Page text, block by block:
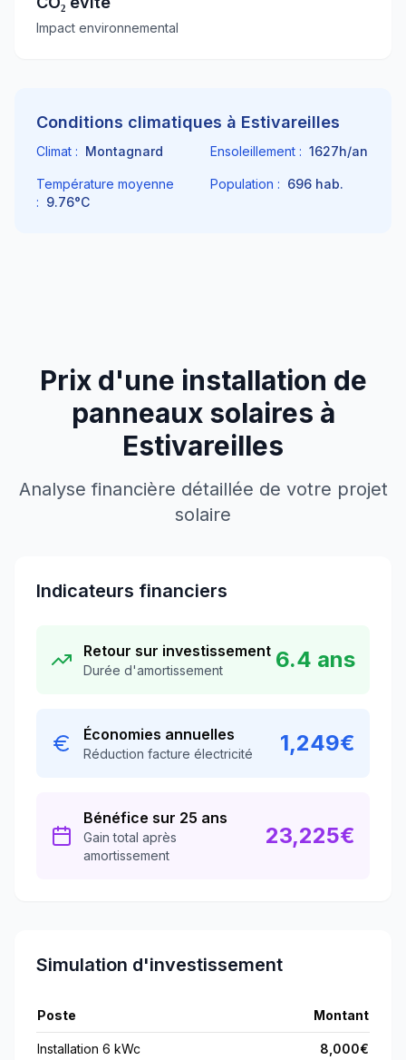
Impact environnemental
Conditions climatiques à Estivareilles
Climat : Montagnard Ensoleillement : 1627h/an
Température moyenne
: 9.76°C
Population : 696 hab.
Prix d'une installation de
panneaux solaires à
Estivareilles
Analyse financière détaillée de votre projet
solaire
Indicateurs financiers
Retour sur investissement
Durée d'amortissement 6.4 ans
Économies annuelles
Réduction facture électricité 1,249€
Bénéfice sur 25 ans
Gain total après
amortissement
23,225€
Simulation d'investissement
Poste Montant
Installation 6 kWc 8,000€